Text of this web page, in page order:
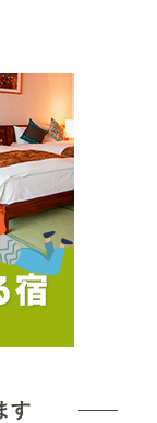
す